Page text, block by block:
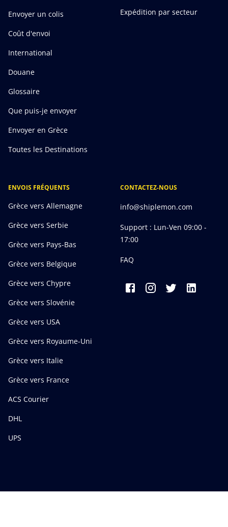
Envoyer un colis
Coût d'envoi
International
Douane
Glossaire
Que puis-je envoyer
Envoyer en Grèce
Toutes les Destinations
Expédition par secteur
ENVOIS FRÉQUENTS
Grèce vers Allemagne
Grèce vers Serbie
Grèce vers Pays-Bas
Grèce vers Belgique
Grèce vers Chypre
Grèce vers Slovénie
Grèce vers USA
Grèce vers Royaume-Uni
Grèce vers Italie
Grèce vers France
ACS Courier
DHL
UPS
CONTACTEZ-NOUS
info@shiplemon.com
Support : Lun-Ven 09:00 -
17:00
FAQ